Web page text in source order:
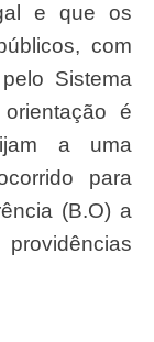
e que os
com
Sistema
é
a uma
para
(B.O) a